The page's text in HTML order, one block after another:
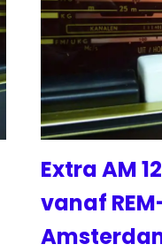
Extra AM
vanaf